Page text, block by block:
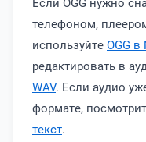
телефоном,
используйте OGG в
редактировать в
WAV. Если аудио
формате,
текст.